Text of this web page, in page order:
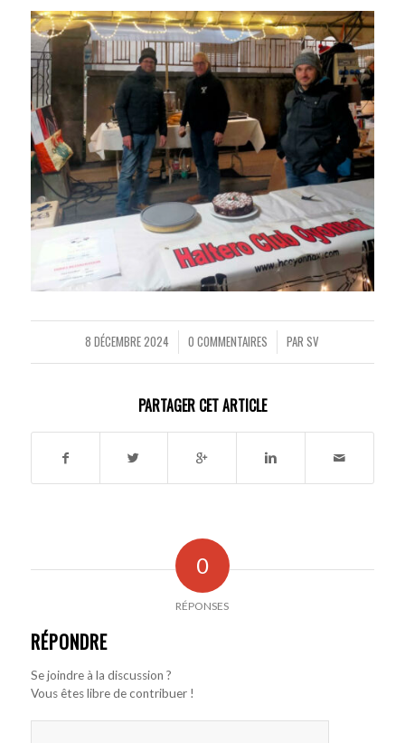
8 DÉCEMBRE 2024
/ 0 COMMENTAIRES
/ PARSV
PARTAGER CET ARTICLE
0
RÉPONSES
RÉPONDRE
Se joindre à la discussion ?
Vous êtes libre de contribuer !